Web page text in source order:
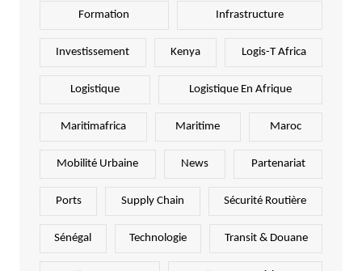
Formation Infrastructure
Investissement Kenya Logis-T Africa
Logistique Logistique En Afrique
Maritimafrica Maritime Maroc
Mobilité Urbaine News Partenariat
Ports Supply Chain Sécurité Routière
Sénégal Technologie Transit & Douane